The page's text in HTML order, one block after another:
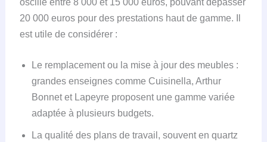
20 000 euros pour des prestations haut de gamme. Il
est utile de considérer :
Le remplacement ou la mise à jour des meubles :
grandes enseignes comme Cuisinella, Arthur
Bonnet et Lapeyre proposent une gamme variée
adaptée à plusieurs budgets.
La qualité des plans de travail, souvent en quartz